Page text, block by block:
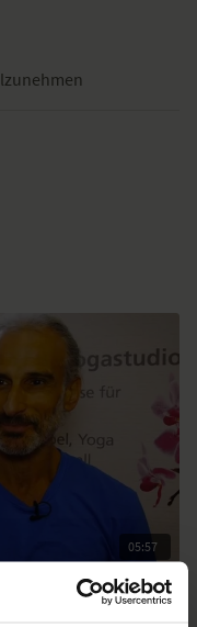
05:57
Olivier